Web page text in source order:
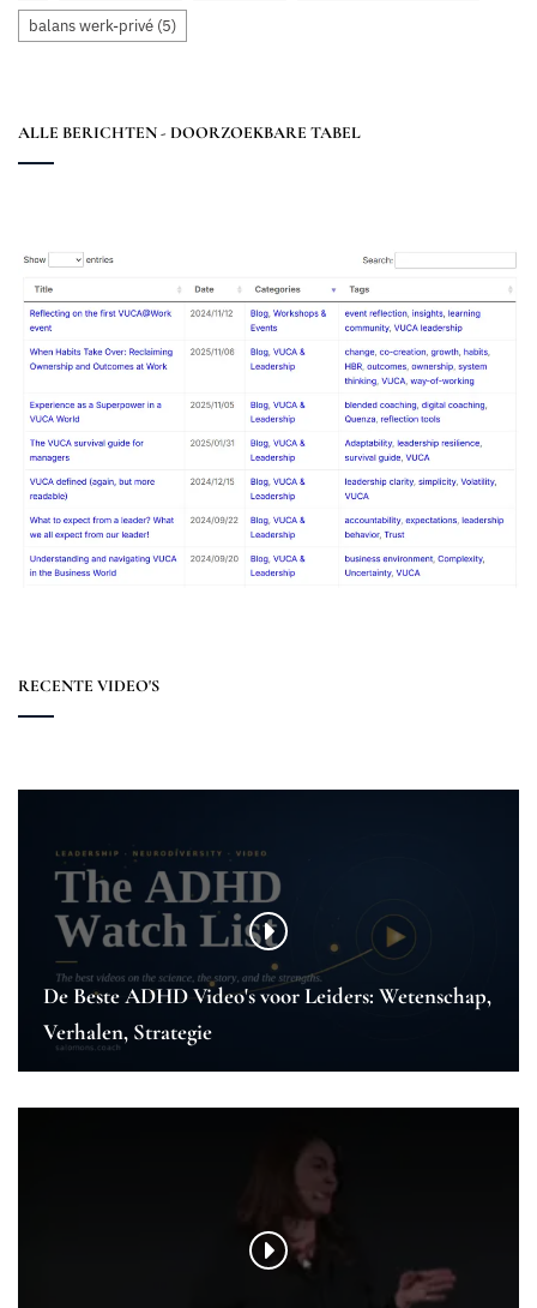
balans werk-privé (5)
ALLE BERICHTEN - DOORZOEKBARE TABEL
RECENTE VIDEO'S
De Beste ADHD Video's voor Leiders: Wetenschap,
Verhalen, Strategie